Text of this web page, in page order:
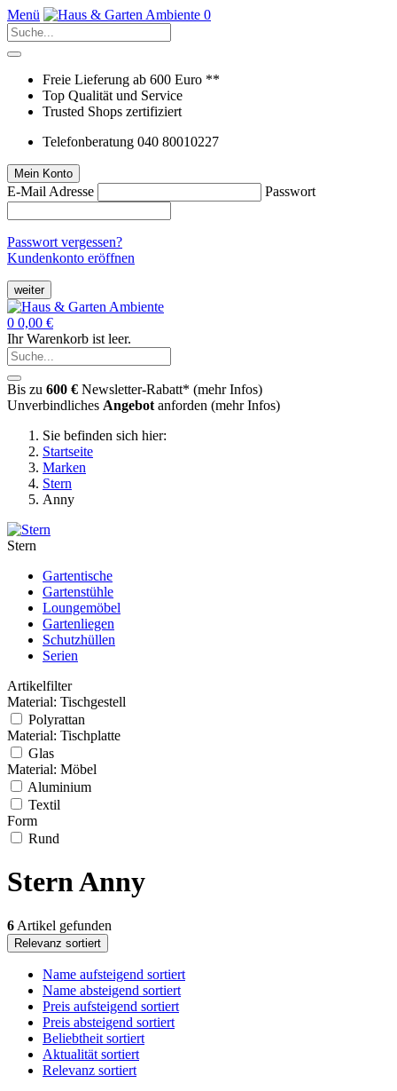
Menü 0
Freie Lieferung ab 600 Euro **
Top Qualität und Service
Trusted Shops zertifiziert
Telefonberatung 040 80010227
Mein Konto
E-Mail Adresse Passwort
Passwort vergessen?
Kundenkonto eröffnen
weiter
0 0,00 €
Ihr Warenkorb ist leer.
Bis zu 600 € Newsletter-Rabatt* (mehr Infos)
Unverbindliches Angebot anforden (mehr Infos)
Sie befinden sich hier:
Startseite
Marken
Stern
Anny
Stern
Gartentische
Gartenstühle
Loungemöbel
Gartenliegen
Schutzhüllen
Serien
Artikelfilter
Material: Tischgestell
Polyrattan
Material: Tischplatte
Glas
Material: Möbel
Aluminium
Textil
Form
Rund
Stern Anny
6 Artikel gefunden
Relevanz sortiert
Name aufsteigend sortiert
Name absteigend sortiert
Preis aufsteigend sortiert
Preis absteigend sortiert
Beliebtheit sortiert
Aktualität sortiert
Relevanz sortiert